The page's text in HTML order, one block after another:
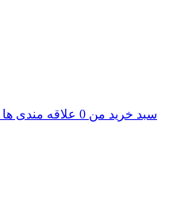
سبد خرید من 0 علاقه مندی ها